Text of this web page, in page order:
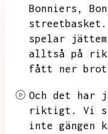
Bonniers,
streetbasket.
spelar
alltså på
fått ner
Och det har
riktigt.
Vi
inte gängen